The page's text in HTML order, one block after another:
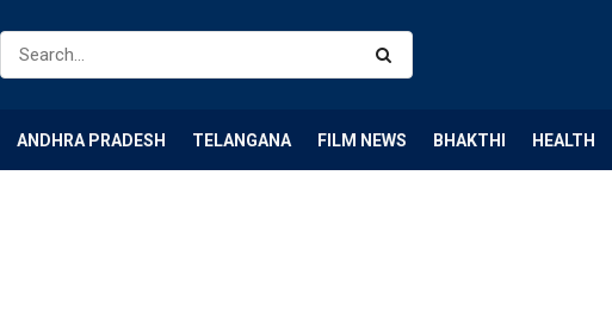
ANDHRA PRADESH TELANGANA FILM NEWS BHAKTHI HEALTH